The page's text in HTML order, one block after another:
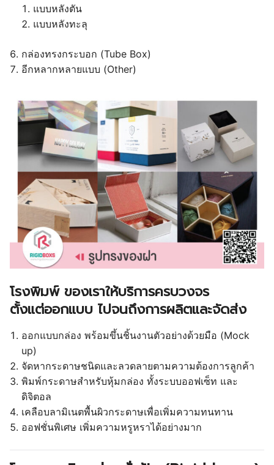
แบบหลังตัน
แบบหลังทะลุ
กล่องทรงกระบอก (Tube Box)
อีกหลากหลายแบบ (Other)
โรงพิมพ์ ของเราให้บริการครบวงจร
ตั้งแต่ออกแบบ ไปจนถึงการผลิตและจัดส่ง
ออกแบบกล่อง พร้อมขึ้นชิ้นงานตัวอย่างด้วยมือ (Mock
up)
จัดหากระดาษชนิดและลวดลายตามความต้องการลูกค้า
พิมพ์กระดาษสำหรับหุ้มกล่อง ทั้งระบบออฟเซ็ท และ
ดิจิตอล
เคลือบลามิเนตพื้นผิวกระดาษเพื่อเพิ่มความทนทาน
ออฟชั่นพิเศษ เพิ่มความหรูหราได้อย่างมาก